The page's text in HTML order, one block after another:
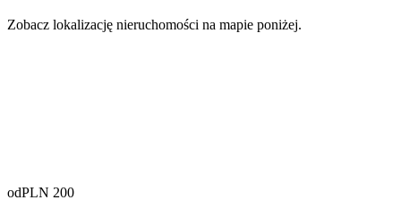
Zobacz lokalizację nieruchomości na mapie poniżej.
odPLN 200